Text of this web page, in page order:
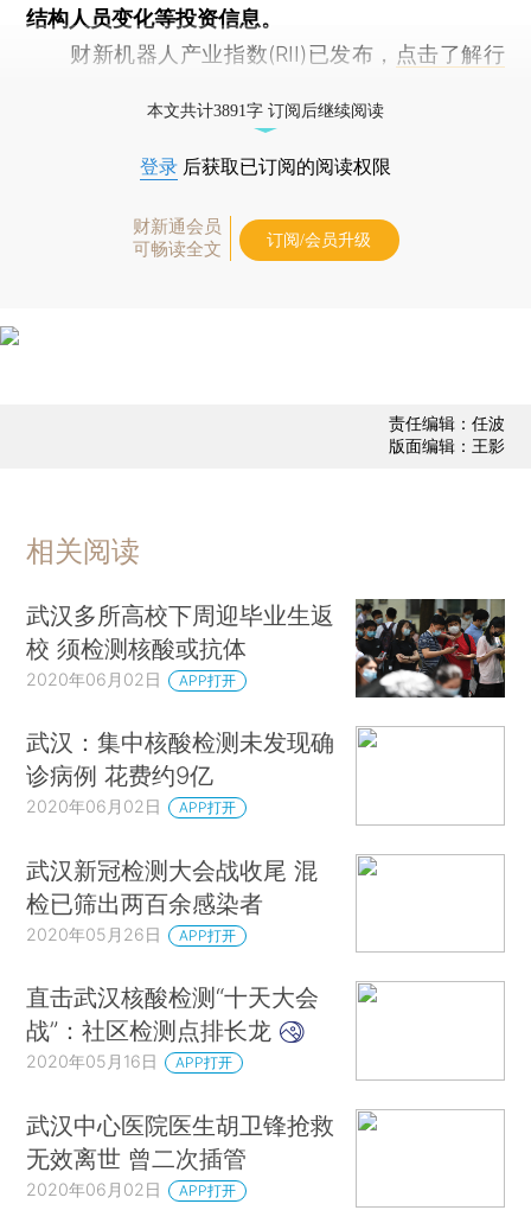
结构人员变化等投资信息。
财新机器人产业指数(RII)已发布， 点击了解行
本文共计3891字 订阅后继续阅读
登录 后获取已订阅的阅读权限
财新通会员
可畅读全文
订阅/会员升级
责任编辑：任波
版面编辑：王影
相关阅读
武汉多所高校下周迎毕业生返
校 须检测核酸或抗体
2020年06月02日 APP打开
武汉：集中核酸检测未发现确
诊病例 花费约9亿
2020年06月02日 APP打开
武汉新冠检测大会战收尾 混
检已筛出两百余感染者
2020年05月26日 APP打开
直击武汉核酸检测“十天大会
战”：社区检测点排长龙
2020年05月16日 APP打开
武汉中心医院医生胡卫锋抢救
无效离世 曾二次插管
2020年06月02日 APP打开